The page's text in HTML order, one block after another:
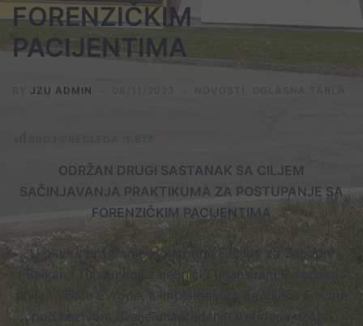
FORENZIČKIM
PACIJENTIMA
JZU ADMIN
ODRŽAN DRUGI SASTANAK SA CILJEM
SAČINJAVANJA PRAKTIKUMA ZA POSTUPANJE SA
FORENZIČKIM PACIJENTIMA
U okviru programa Horizontal Facility za Zapadni
Balkan i Tursku koji zajednički finansiraju Evropska
unija i Vijeće Evrope, a implementira ga Vijeće Evrope
pod nazivom “Dalje unapređenje tretmana osoba